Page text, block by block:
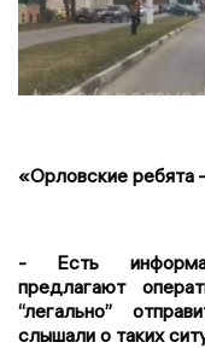
«Орловские ребята
- Есть
предлагают
“легально”
слышали о таких